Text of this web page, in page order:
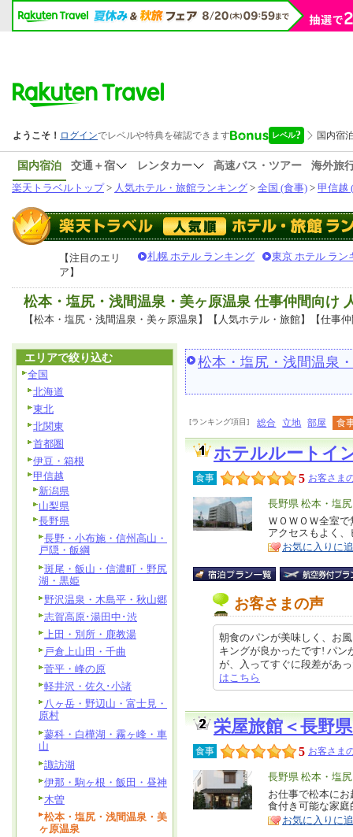
国内宿泊 交通＋宿 レンタカー 高速バス・ツアー
海外旅
楽天トラベルトップ> 人気ホテル・旅館ランキング > 全国 (食事) > 甲信越
【注目のエリ
ア】
札幌 ホテル ランキング 東京 ホテル ラン
松本・塩尻・浅間温泉・美ヶ原温泉 仕事仲間向け
【松本・塩尻・浅間温泉・美ヶ原温泉】【人気ホテル・旅館】【仕事
松本・塩尻・浅間温泉
[ランキング項目] 総合 立地 部屋 食
ホテルルートイ
食事 5 お客さま
エ
リ
ア
長野県 松本・塩
特
徴
ＷＯＷＯＷ全室
アクセスもよく
お気に入りに
お客さまの声
朝食のパンが美味しく、お
キングが良かったです! パン
が、入ってすぐに段差があ
はこちら
栄屋旅館＜長野
食事 5 お客さま
エ
リ
ア
長野県 松本・塩
特
徴
お仕事で松本に
食付き可能な家
お気に入りに
エリアで絞り込む
全国
北海道
東北
北関東
首都圏
伊豆・箱根
甲信越
新潟県
山梨県
長野県
長野・小布施・信州高山・
戸隠・飯綱
斑尾・飯山・信濃町・野尻
湖・黒姫
野沢温泉・木島平・秋山郷
志賀高原･湯田中･渋
上田・別所・鹿教湯
戸倉上山田・千曲
菅平・峰の原
軽井沢・佐久･小諸
八ヶ岳・野辺山・富士見・
原村
蓼科・白樺湖・霧ヶ峰・車
山
諏訪湖
伊那・駒ヶ根・飯田・昼神
木曽
松本・塩尻・浅間温泉・美
ヶ原温泉